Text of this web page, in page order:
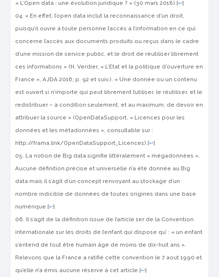
« L’Open data : une évolution juridique ? » (30 mars 2018).[↩]
« En effet, l’open data inclut la reconnaissance d’un droit,
puisqu’il ouvre à toute personne l’accès à l’information en ce qui
concerne l’accès aux documents produits ou reçus dans le cadre
d’une mission de service public, et le droit de réutiliser librement
ces informations » (H. Verdier, « L’Etat et la politique d’ouverture en
France », AJDA 2016, p. 92 et suiv.). « Une donnée ou un contenu
est ouvert si n’importe qui peut librement l’utiliser, le réutiliser, et le
redistribuer – à condition seulement, et au maximum, de devoir en
attribuer la source » (OpenDataSupport, « Licences pour les
données et les métadonnées », consultable sur :
http://frama.link/OpenDataSupport_Licences).[↩]
La notion de Big data signifie littéralement « mégadonnées ».
Aucune définition précise et universelle n’a été donnée au Big
data mais il s’agit d’un concept renvoyant au stockage d’un
nombre indicible de données de toutes origines dans une base
numérique.[↩]
Il s’agit de la définition issue de l’article 1er de la Convention
internationale sur les droits de l’enfant qui dispose qu’ : « un enfant
s’entend de tout être humain âgé de moins de dix-huit ans ».
Relevons que la France a ratifié cette convention le 7 aout 1990 et
qu’elle n’a émis aucune réserve à cet article.[↩]